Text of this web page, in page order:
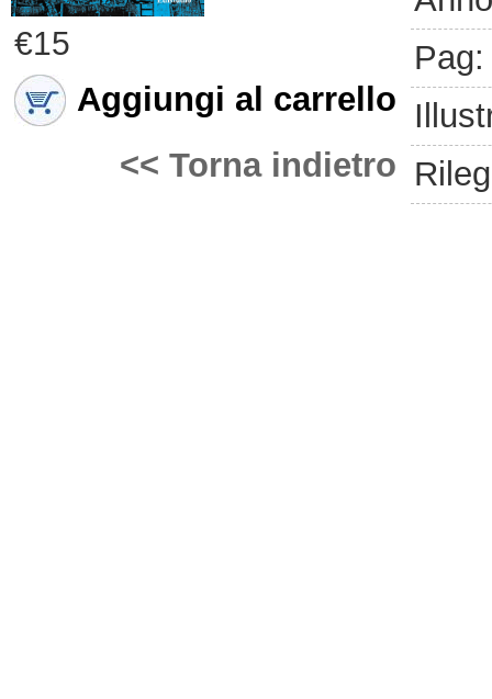
€15
Aggiungi al carrello
<< Torna indietro
Pag: